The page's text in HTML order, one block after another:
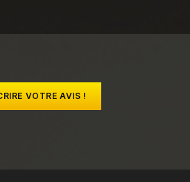
VOTRE AVIS !